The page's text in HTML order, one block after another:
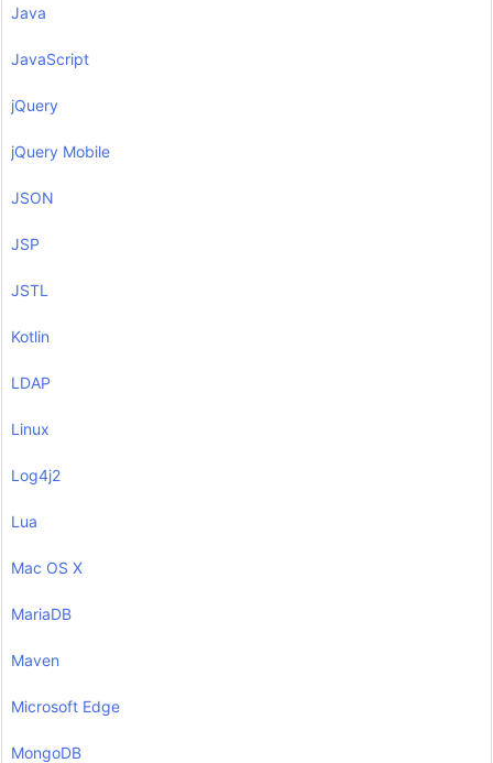
Java
JavaScript
jQuery
jQuery Mobile
JSON
JSP
JSTL
Kotlin
LDAP
Linux
Log4j2
Lua
Mac OS X
MariaDB
Maven
Microsoft Edge
MongoDB